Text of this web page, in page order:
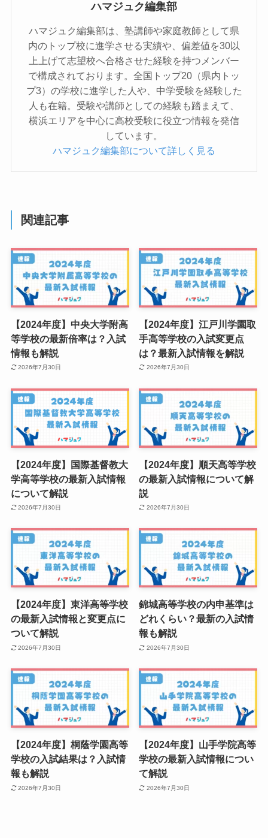
ハマジュク編集部
ハマジュク編集部は、塾講師や家庭教師として県
内のトップ校に進学させる実績や、偏差値を30以
上上げて志望校へ合格させた経験を持つメンバー
で構成されております。全国トップ20（県内トッ
プ3）の学校に進学した人や、中学受験を経験した
人も在籍。受験や講師としての経験も踏まえて、
横浜エリアを中心に高校受験に役立つ情報を発信
しています。
ハマジュク編集部について詳しく見る
関連記事
【2024年度】中央大学附高
等学校の最新倍率は？入試
情報も解説
2026年7月30日
【2024年度】江戸川学園取
手高等学校の入試変更点
は？最新入試情報を解説
2026年7月30日
【2024年度】国際基督教大
学高等学校の最新入試情報
について解説
2026年7月30日
【2024年度】順天高等学校
の最新入試情報について解
説
2026年7月30日
【2024年度】東洋高等学校
の最新入試情報と変更点に
ついて解説
2026年7月30日
錦城高等学校の内申基準は
どれくらい？最新の入試情
報も解説
2026年7月30日
【2024年度】桐蔭学園高等
学校の入試結果は？入試情
報も解説
2026年7月30日
【2024年度】山手学院高等
学校の最新入試情報につい
て解説
2026年7月30日